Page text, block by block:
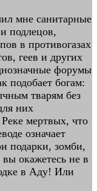
мне санитарные
подлецов,
в противогазах
геев и других
форумы
подобает богам:
тварям без
них
мертвых, что
означает
подарки, зомби,
окажетесь не в
в Аду! Или